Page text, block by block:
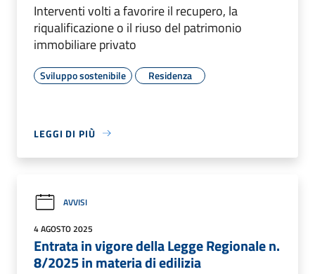
Interventi volti a favorire il recupero, la
riqualificazione o il riuso del patrimonio
immobiliare privato
Sviluppo sostenibile Residenza
LEGGI DI PIÙ
AVVISI
4 AGOSTO 2025
Entrata in vigore della Legge Regionale n.
8/2025 in materia di edilizia